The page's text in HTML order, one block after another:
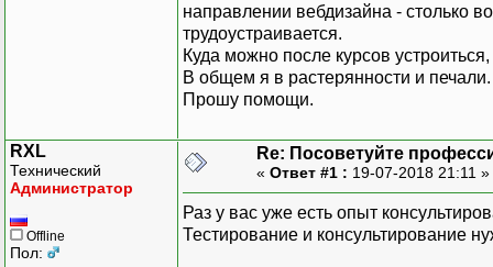
направлении вебдизайна - столько
трудоустраивается.
Куда можно после курсов
В общем я в растерянности и печали.
Прошу помощи.
RXL
Технический
Администратор
Offline
Пол:
Re: Посоветуйте
« Ответ #1 : 19-07-2018 21:11 »
Раз у вас уже есть опыт
Тестирование и консультирование